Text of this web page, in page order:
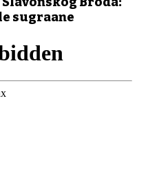
sugrađane